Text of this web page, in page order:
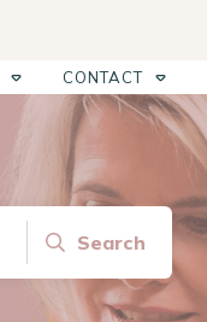
CONTACT
Search